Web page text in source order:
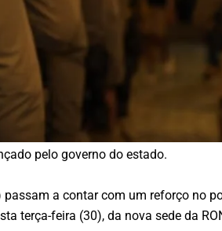
pelo governo do estado.
a contar com um reforço no
terça-feira (30), da nova sede da